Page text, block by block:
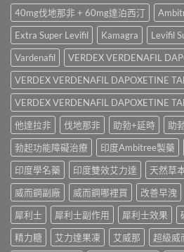
渠
道、
價
錢
與
真
假
辨
別
指
南〉
中
威
壯
學
名
藥
真
實
效
果、
正
確
用
法
與
香
港
購
指
南〉
中
款
最
好
用？
享
久
3
代
與
Climax
印
度
神
油
實
測
比
較〉
中
40mg伐地那非 + 60mg達泊西汀
Extra Super Levifil
Kamagra Levifil
Vardenafil
VERDEX VERDENAFIL
VERDEX VERDENAFIL DAPOXETINE
VERDEX VERDENAFIL DAPOXETINE
他達拉非
伐地那非 助勃+延時 助
勃起功能障礙治療
印度Ambitree製藥
印度學名藥
印度雙效艾力達 天然草
威而鋼副廠
威而鋼哪裡買 改善早洩
犀利士
犀利士副作用 犀利士效果
精力糖
艾力達果凍 艾威那 超級威